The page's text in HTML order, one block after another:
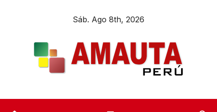
Sáb. Ago 8th, 2026